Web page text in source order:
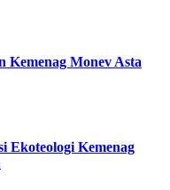
Monev Asta
Ekoteologi Kemenag